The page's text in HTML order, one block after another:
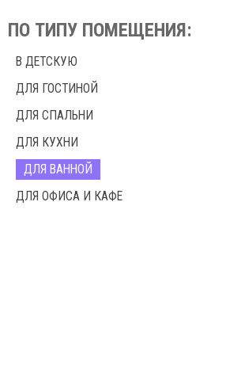
ПО ТИПУ ПОМЕЩЕНИЯ:
В ДЕТСКУЮ
ДЛЯ ГОСТИНОЙ
ДЛЯ СПАЛЬНИ
ДЛЯ КУХНИ
ДЛЯ ВАННОЙ
ДЛЯ ОФИСА И КАФЕ